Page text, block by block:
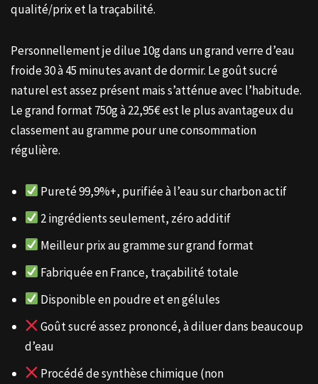
qualité/prix et la traçabilité.
Personnellement je dilue 10g dans un grand verre d’eau
froide 30 à 45 minutes avant de dormir. Le goût sucré
naturel est assez présent mais s’atténue avec l’habitude.
Le grand format 750g à 22,95€ est le plus avantageux du
classement au gramme pour une consommation
régulière.
Pureté 99,9%+, purifiée à l’eau sur charbon actif
2 ingrédients seulement, zéro additif
Meilleur prix au gramme sur grand format
Fabriquée en France, traçabilité totale
Disponible en poudre et en gélules
Goût sucré assez prononcé, à diluer dans beaucoup
d’eau
Procédé de synthèse chimique (non